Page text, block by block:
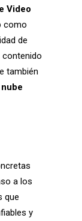
Video
como
de
contenido
también
nube
a los
que
y